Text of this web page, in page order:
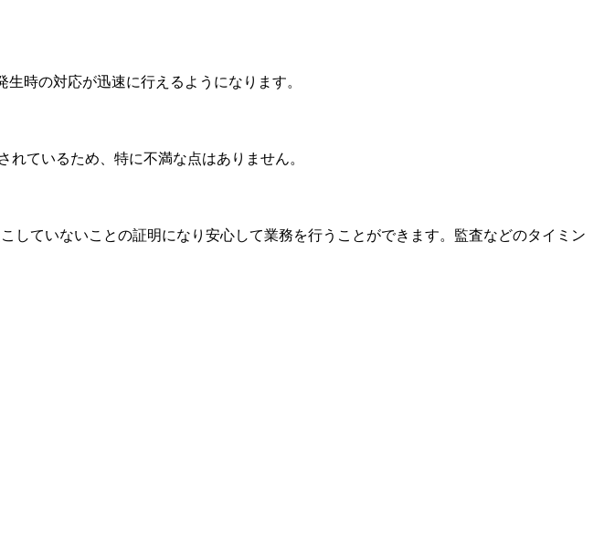
時の対応が迅速に行えるようになります。
ているため、特に不満な点はありません。
ていないことの証明になり安心して業務を行うことができます。監査などのタイミン